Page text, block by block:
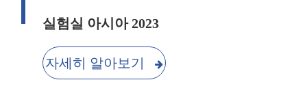
실험실 아시아 2023
자세히 알아보기